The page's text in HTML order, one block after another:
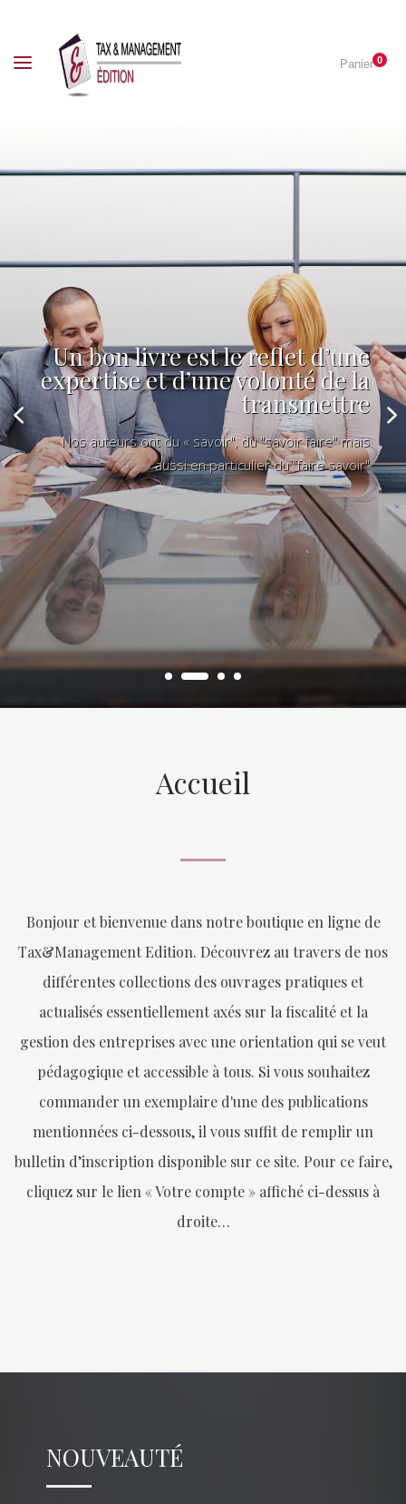
Panier0
Un bon livre est le reflet d’une
expertise et d’une volonté de la
transmettre
Nos auteurs ont du « savoir", du "savoir faire" mais
aussi en particulier du "faire savoir"
Accueil
Bonjour et bienvenue dans notre boutique en ligne de
Tax&Management Edition. Découvrez au travers de nos
différentes collections des ouvrages pratiques et
actualisés essentiellement axés sur la fiscalité et la
gestion des entreprises avec une orientation qui se veut
pédagogique et accessible à tous. Si vous souhaitez
commander un exemplaire d'une des publications
mentionnées ci-dessous, il vous suffit de remplir un
bulletin d’inscription disponible sur ce site. Pour ce faire,
cliquez sur le lien « Votre compte » affiché ci-dessus à
droite…
NOUVEAUTÉ